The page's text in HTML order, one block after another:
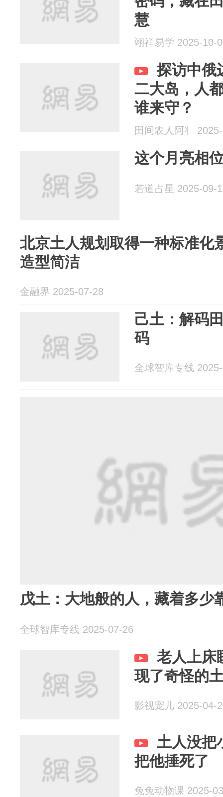
慧
翊祥易学 2025-10-
探访中俄
二大岛，人
谁来守？
田间农人阿丬
这个月亮相
若道占星 2025-09-
北京土人规划取得一种标准化
造型简洁
金融界 2025-07-28
己土：解码
码
全球智库专线
戊土：大地般的人，藏着多少
全球智库专线 2025-07-26
老人上床
现了奇怪的
影视宠儿 2025-04-
土人没把
把他捶死了
兔兔动物课 2025-